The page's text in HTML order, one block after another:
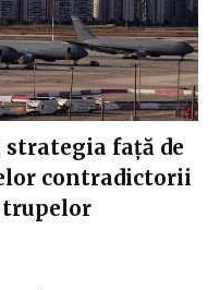
strategia față de
contradictorii
trupelor